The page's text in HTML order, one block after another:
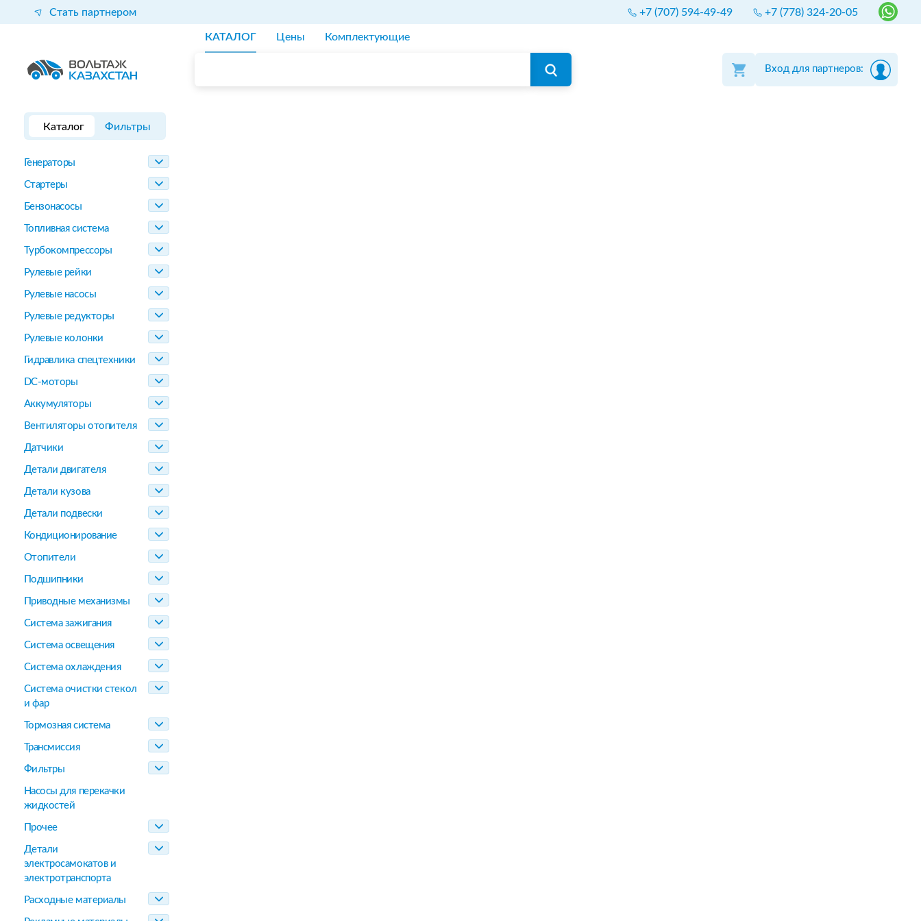
Стать партнером +7 (707) 594-49-49 +7 (778) 324-20-05
КАТАЛОГ Цены Комплектующие
Вход для партнеров:
Каталог Фильтры
Генераторы
Стартеры
Бензонасосы
Топливная система
Турбокомпрессоры
Рулевые рейки
Рулевые насосы
Рулевые редукторы
Рулевые колонки
Гидравлика спецтехники
DC-моторы
Аккумуляторы
Вентиляторы отопителя
Датчики
Детали двигателя
Детали кузова
Детали подвески
Кондиционирование
Отопители
Подшипники
Приводные механизмы
Система зажигания
Система освещения
Система охлаждения
Система очистки стекол
и фар
Тормозная система
Трансмиссия
Фильтры
Насосы для перекачки
жидкостей
Прочее
Детали
электросамокатов и
электротранспорта
Расходные материалы